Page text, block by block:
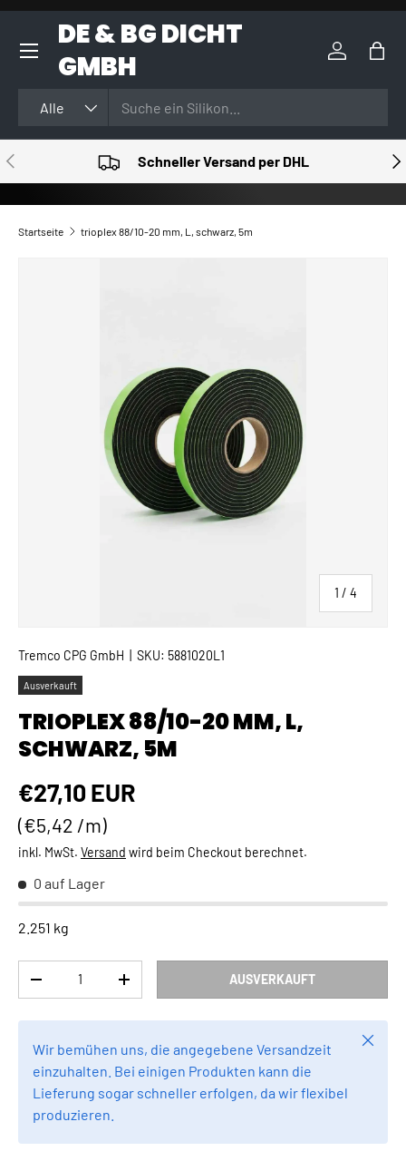
DIREKT ZUM INHALT
DE & BG DICHT
GMBH
Alle
Einloggen
VORHERIGE Schneller Versand per DHL
Startseite trioplex 88/10-20 mm, L, schwarz, 5m
1 / von
4
Tremco CPG GmbH SKU: 5881020L1
Ausverkauft
TRIOPLEX 88/10-20 MM, L,
SCHWARZ, 5M
Normaler Preis
€27,10 EUR
Grundpreis
€5,42 /m
inkl. MwSt. Versand wird beim Checkout berechnet.
0 auf Lager
2.251 kg
MENGE VERRINGERNMENGE ERHÖHEN AUSVERKAUFT
Wir bemühen uns, die angegebene Versandzeit
einzuhalten. Bei einigen Produkten kann die
Lieferung sogar schneller erfolgen, da wir flexibel
produzieren.